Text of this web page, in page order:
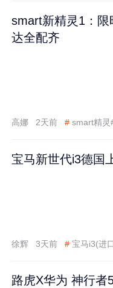
smart新精灵1：
达全配齐
高娜 2天前 # smart精灵
宝马新世代i3德国
徐辉 3天前 # 宝马i3(进
路虎X华为 神行者